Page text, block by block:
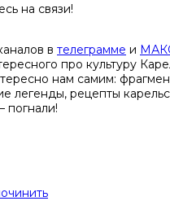
на связи!
в телеграмме и
про культуру
нам самим:
легенды, рецепты
погнали!